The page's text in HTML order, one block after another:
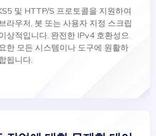
및 HTTP/S 프로토콜을 지원하여
라우저, 봇 또는 사용자 지정 스크립
상적입니다. 완전한 IPv4 호환성으
한 모든 시스템이나 도구에 원활하
됩니다.